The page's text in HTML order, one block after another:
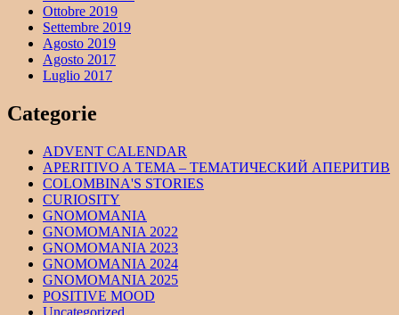
Ottobre 2019
Settembre 2019
Agosto 2019
Agosto 2017
Luglio 2017
Categorie
ADVENT CALENDAR
APERITIVO A TEMA – ТЕМАТИЧЕСКИЙ АПЕРИТИВ
COLOMBINA'S STORIES
CURIOSITY
GNOMOMANIA
GNOMOMANIA 2022
GNOMOMANIA 2023
GNOMOMANIA 2024
GNOMOMANIA 2025
POSITIVE MOOD
Uncategorized